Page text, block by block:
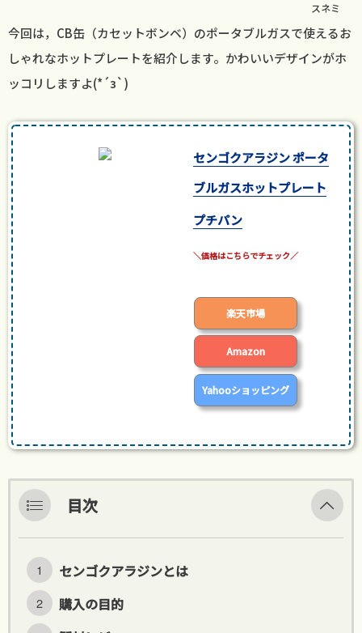
スネミ
今回は，CB缶（カセットボンベ）のポータブルガスで使えるお
しゃれなホットプレートを紹介します。かわいいデザインがホ
ッコリしますよ(*´з`)
センゴクアラジン ポータ
ブルガスホットプレート
プチパン
楽天市場
Amazon
Yahooショッピング
目次
センゴクアラジンとは
購入の目的